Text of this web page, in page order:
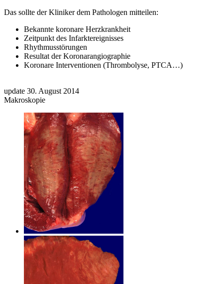
Das sollte der Kliniker dem Pathologen mitteilen:
Bekannte koronare Herzkrankheit
Zeitpunkt des Infarktereignisses
Rhythmusstörungen
Resultat der Koronarangiographie
Koronare Interventionen (Thrombolyse, PTCA…)
update 30. August 2014
Makroskopie